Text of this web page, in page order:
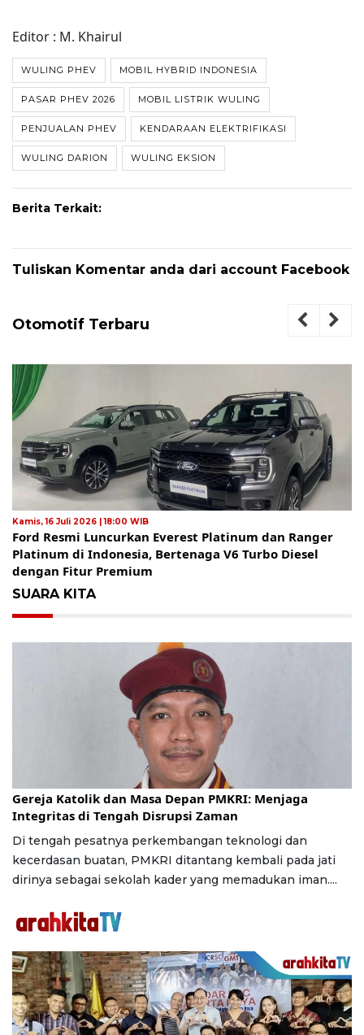
Editor : M. Khairul
WULING PHEV MOBIL HYBRID INDONESIA
PASAR PHEV 2026 MOBIL LISTRIK WULING
PENJUALAN PHEV KENDARAAN ELEKTRIFIKASI
WULING DARION WULING EKSION
Berita Terkait:
Tuliskan Komentar anda dari account Facebook
Otomotif Terbaru
Kamis, 16 Juli 2026 | 18:00 WIB
Ford Resmi Luncurkan Everest Platinum dan Ranger
Platinum di Indonesia, Bertenaga V6 Turbo Diesel
dengan Fitur Premium
SUARA KITA
Jumat, 24 Juli 2026 | 16:30 WIB
Gereja Katolik dan Masa Depan PMKRI: Menjaga
Integritas di Tengah Disrupsi Zaman
Di tengah pesatnya perkembangan teknologi dan
kecerdasan buatan, PMKRI ditantang kembali pada jati
dirinya sebagai sekolah kader yang memadukan iman....